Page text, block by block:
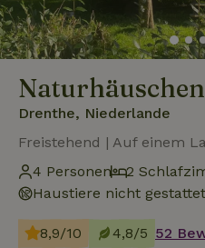
Drenthe, Niederlande
Freistehend | Auf einem
4 Personen
2
Haustiere nicht gestattet
8,9/10 4,8/5 52